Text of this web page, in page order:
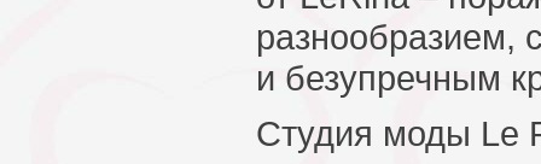
разнообразием,
и безупречным
Студия моды Le